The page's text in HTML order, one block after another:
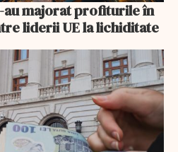
au majorat profiturile în
liderii UE la lichiditate